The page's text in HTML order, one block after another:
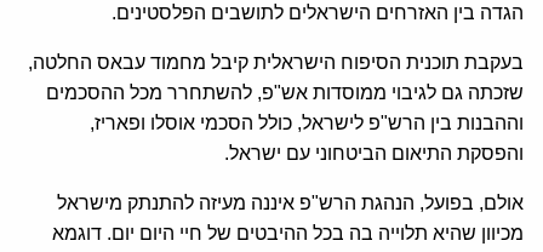
הגדה בין האזרחים הישראלים לתושבים הפלסטינים.
בעקבת תוכנית הסיפוח הישראלית קיבל מחמוד עבאס החלטה,
שזכתה גם לגיבוי ממוסדות אש"פ, להשתחרר מכל ההסכמים
וההבנות בין הרש"פ לישראל, כולל הסכמי אוסלו ופאריז,
והפסקת התיאום הביטחוני עם ישראל.
אולם, בפועל, הנהגת הרש"פ איננה מעיזה להתנתק מישראל
מכיוון שהיא תלוייה בה בכל ההיבטים של חיי היום יום. דוגמא